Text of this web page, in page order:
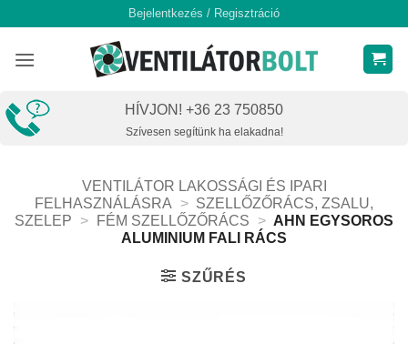
content
Bejelentkezés / Regisztráció
HÍVJON! +36 23 750850
Szívesen segítünk ha elakadna!
VENTILÁTOR LAKOSSÁGI ÉS IPARI
FELHASZNÁLÁSRA
> SZELLŐZŐRÁCS, ZSALU,
SZELEP
> FÉM SZELLŐZŐRÁCS > AHN EGYSOROS
ALUMINIUM FALI RÁCS
SZŰRÉS